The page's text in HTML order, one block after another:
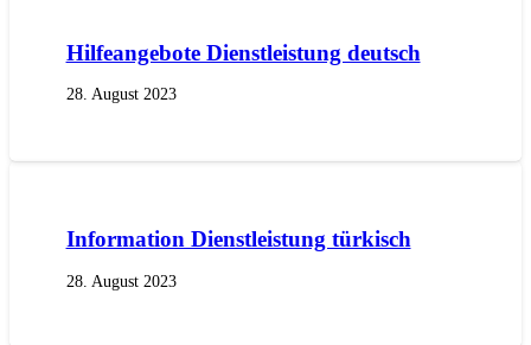
Hilfeangebote Dienstleistung deutsch
28. August 2023
Information Dienstleistung türkisch
28. August 2023